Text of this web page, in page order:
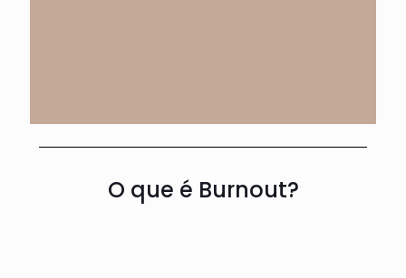
O que é Burnout?